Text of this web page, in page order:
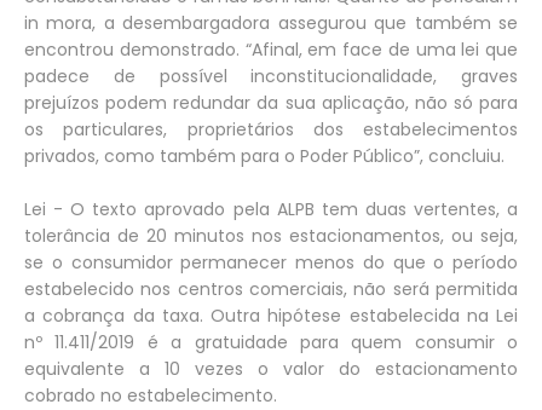
in mora, a desembargadora assegurou que também se
encontrou demonstrado. “Afinal, em face de uma lei que
padece de possível inconstitucionalidade, graves
prejuízos podem redundar da sua aplicação, não só para
os particulares, proprietários dos estabelecimentos
privados, como também para o Poder Público”, concluiu.
Lei - O texto aprovado pela ALPB tem duas vertentes, a
tolerância de 20 minutos nos estacionamentos, ou seja,
se o consumidor permanecer menos do que o período
estabelecido nos centros comerciais, não será permitida
a cobrança da taxa. Outra hipótese estabelecida na Lei
nº 11.411/2019 é a gratuidade para quem consumir o
equivalente a 10 vezes o valor do estacionamento
cobrado no estabelecimento.